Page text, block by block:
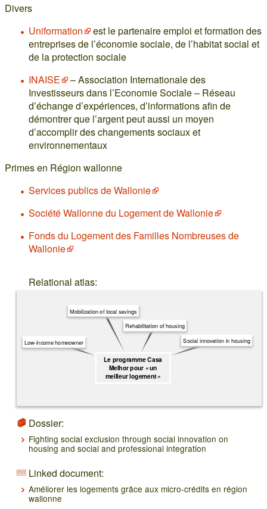
Divers
Uniformation
est le partenaire emploi et formation des
entreprises de l’économie sociale, de l’habitat social et
de la protection sociale
INAISE
– Association Internationale des
Investisseurs dans l’Economie Sociale – Réseau
d’échange d’expériences, d’informations afin de
démontrer que l’argent peut aussi un moyen
d’accomplir des changements sociaux et
environnementaux
Primes en Région wallonne
Services publics de Wallonie
Société Wallonne du Logement de Wallonie
Fonds du Logement des Familles Nombreuses de
Wallonie
Relational atlas:
Le programme Casa
Melhor pour « un
meilleur logement »
Social innovation in housing
Rehabilitation of housing
Mobilization of local savings
Low-income homeowner
Dossier:
Fighting social exclusion through social innovation on
housing and social and professional integration
Linked document:
Améliorer les logements grâce aux micro-crédits en région
wallonne